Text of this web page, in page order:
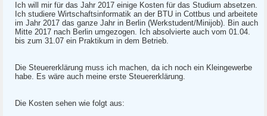
Ich will mir für das Jahr 2017 einige Kosten für das Studium absetzen.
Ich studiere Wirtschaftsinformatik an der BTU in Cottbus und arbeitete
im Jahr 2017 das ganze Jahr in Berlin (Werkstudent/Minijob). Bin auch
Mitte 2017 nach Berlin umgezogen. Ich absolvierte auch vom 01.04.
bis zum 31.07 ein Praktikum in dem Betrieb.
Die Steuererklärung muss ich machen, da ich noch ein Kleingewerbe
habe. Es wäre auch meine erste Steuererklärung.
Die Kosten sehen wie folgt aus: